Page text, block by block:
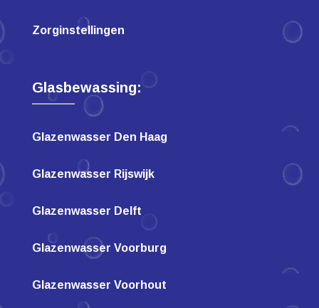
Zorginstellingen
Glasbewassing:
Glazenwasser Den Haag
Glazenwasser Rijswijk
Glazenwasser Delft
Glazenwasser Voorburg
Glazenwasser Voorhout